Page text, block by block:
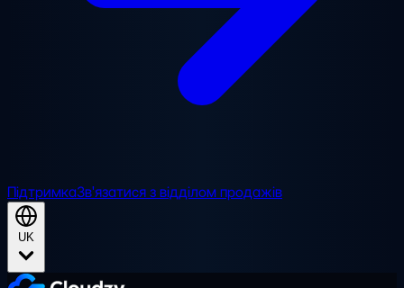
ПідтримкаЗв'язатися з відділом продажів
UK